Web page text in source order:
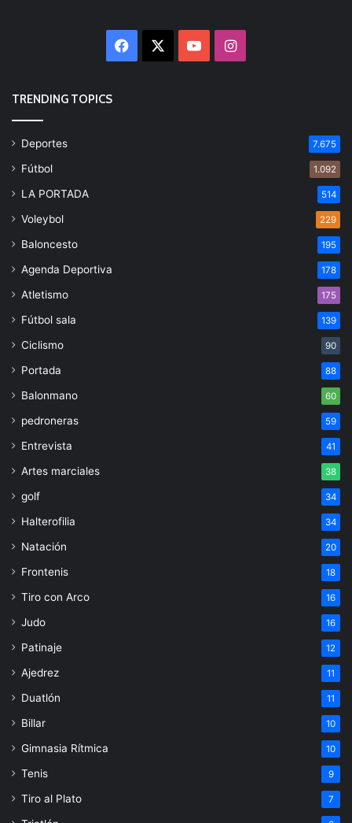
Facebook YouTubeInstagram
TRENDING TOPICS
Deportes 7.675
Fútbol 1.092
LA PORTADA 514
Voleybol 229
Baloncesto 195
Agenda Deportiva 178
Atletismo 175
Fútbol sala 139
Ciclismo 90
Portada 88
Balonmano 60
pedroneras 59
Entrevista 41
Artes marciales 38
golf 34
Halterofilia 34
Natación 20
Frontenis 18
Tiro con Arco 16
Judo 16
Patinaje 12
Ajedrez 11
Duatlón 11
Billar 10
Gimnasia Rítmica 10
Tenis 9
Tiro al Plato 7